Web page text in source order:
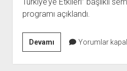
Türkiye’ye Etkileri” başlıklı
programı açıklandı.
Devamı100.
Yılında
Ekim
Yorumlar